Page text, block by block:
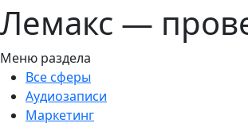
Лемакс —
Меню раздела
Все сферы
Аудиозаписи
Маркетинг